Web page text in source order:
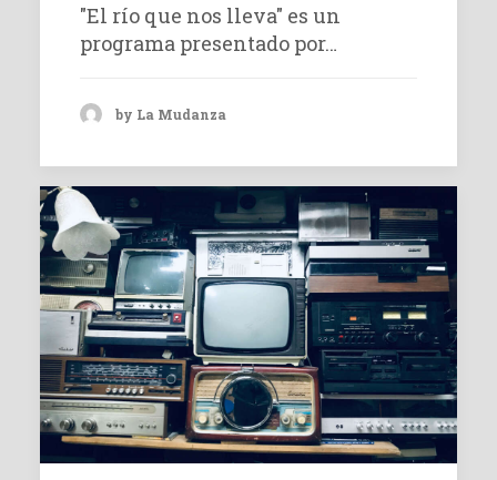
"El río que nos lleva" es un
programa presentado por…
by La Mudanza